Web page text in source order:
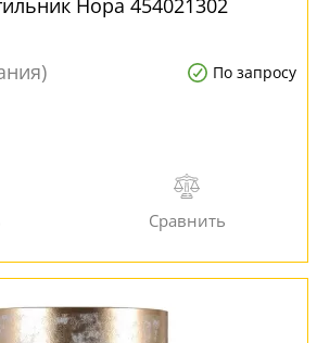
Нора 454021302
По запросу